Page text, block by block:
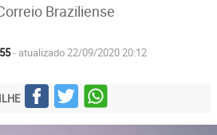
Braziliense
- atualizado 22/09/2020 20:12